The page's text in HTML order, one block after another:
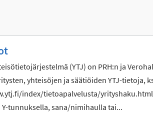
(YTJ) on PRH:n ja
yhteisöjen ja säätiöiden YTJ-tietoja,
index/tietoapalvelusta/
tunnuksella, sana/nimihaulla tai...